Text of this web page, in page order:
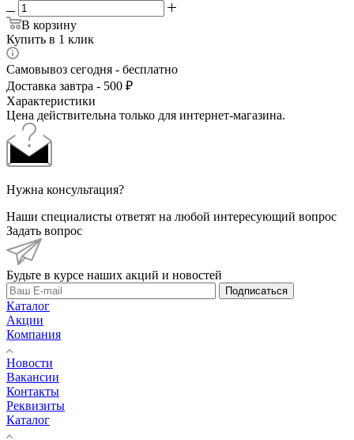
В корзину
Купить в 1 клик
Самовывоз сегодня - бесплатно
Доставка завтра - 500 ₽
Характеристики
Цена действительна только для интернет-магазина.
Нужна консультация?
Наши специалисты ответят на любой интересующий вопрос
Задать вопрос
Будьте в курсе наших акций и новостей
Подписаться
Каталог
Акции
Компания
Новости
Вакансии
Контакты
Реквизиты
Каталог